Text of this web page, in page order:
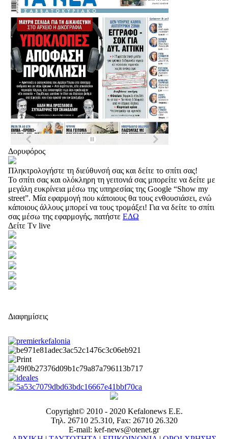
Δορυφόρος
Πληκτρολογήστε τη διεύθυνσή σας και δείτε το σπίτι σας!
Το σπίτι σας και ολόκληρη τη γειτονιά σας μπορείτε να δείτε με
μεγάλη ευκρίνεια μέσω της υπηρεσίας της Google “Show my
street”. Μία εφαρμογή που κάποιους θα τους ενθουσιάσει, ενώ
κάποιους άλλους μπορεί να τους τρομάξει! Για να δείτε το σπίτι
σας μέσω της εφαρμογής, πατήστε ΕΔΩ
Δείτε Tv live
Διαφημίσεις
Copyright© 2010 - 2020 Kefalonews Ε.E.
Τηλ. 26710 25.310, Fax: 26710 26.320
E-mail: kef-news@otenet.gr